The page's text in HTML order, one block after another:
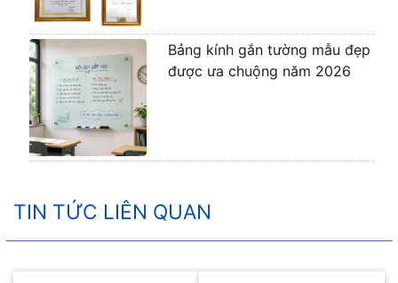
Bảng kính gắn tường mẫu đẹp
được ưa chuộng năm 2026
TIN TỨC LIÊN QUAN